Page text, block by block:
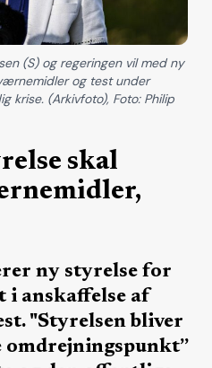
skal
ny styrelse for
i anskaffelse af
"Styrelsen bliver
omdrejningspunkt”
(S) og regeringen vil med ny
og test under
krise. (Arkivfoto), Foto: Philip